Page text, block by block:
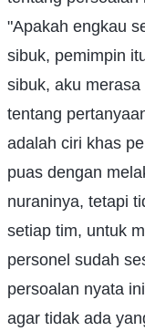
"Apakah engkau
sibuk, pemimpin
sibuk, aku
tentang
adalah ciri khas
puas dengan
nuraninya, tetapi
setiap tim, untuk
personel sudah
persoalan nyata
agar tidak ada